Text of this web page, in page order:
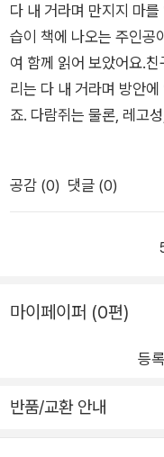
아이와 함께 책을 보다
움을 느낄 수 있게 해주었
다 내 거라며 만지지 마
습이 책에 나오는 주인공
여 함께 읽어 보았어요.
리는 다 내 거라며 방안
죠. 다람쥐는 물론, 레고
에 있는 물건까지 모두
죠. 엄마까지 말이죠.​​엄마
모습을 보니 살리의 소
소리가 나기 시작했어
문을 열었죠. 옷장 안에
동굴이 생겨 친구들과
면서 재미있었어요. 욕심
공감 (0) 댓글 (0)
마이페이퍼 (0편)
등
반품/교환 안내